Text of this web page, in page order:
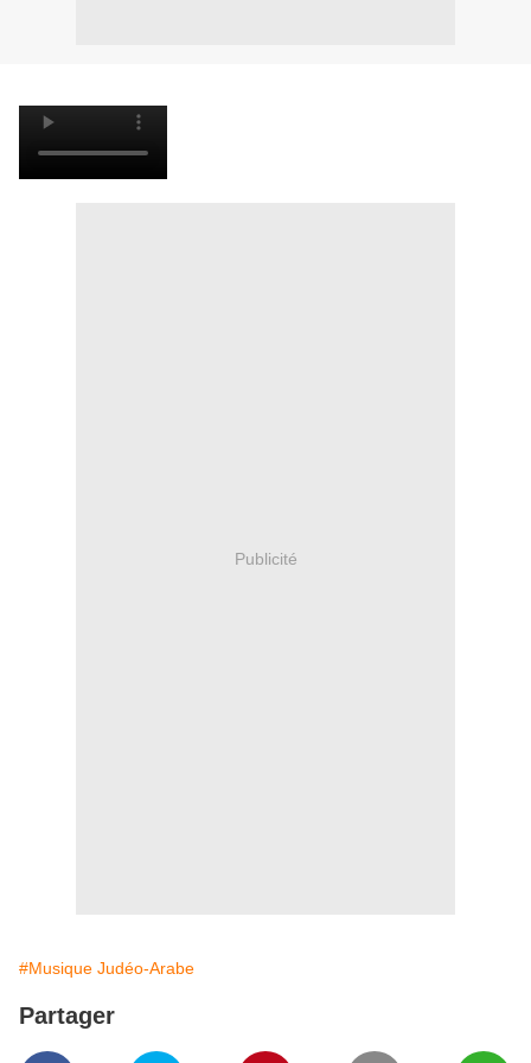
Publicité
#Musique Judéo-Arabe
Partager